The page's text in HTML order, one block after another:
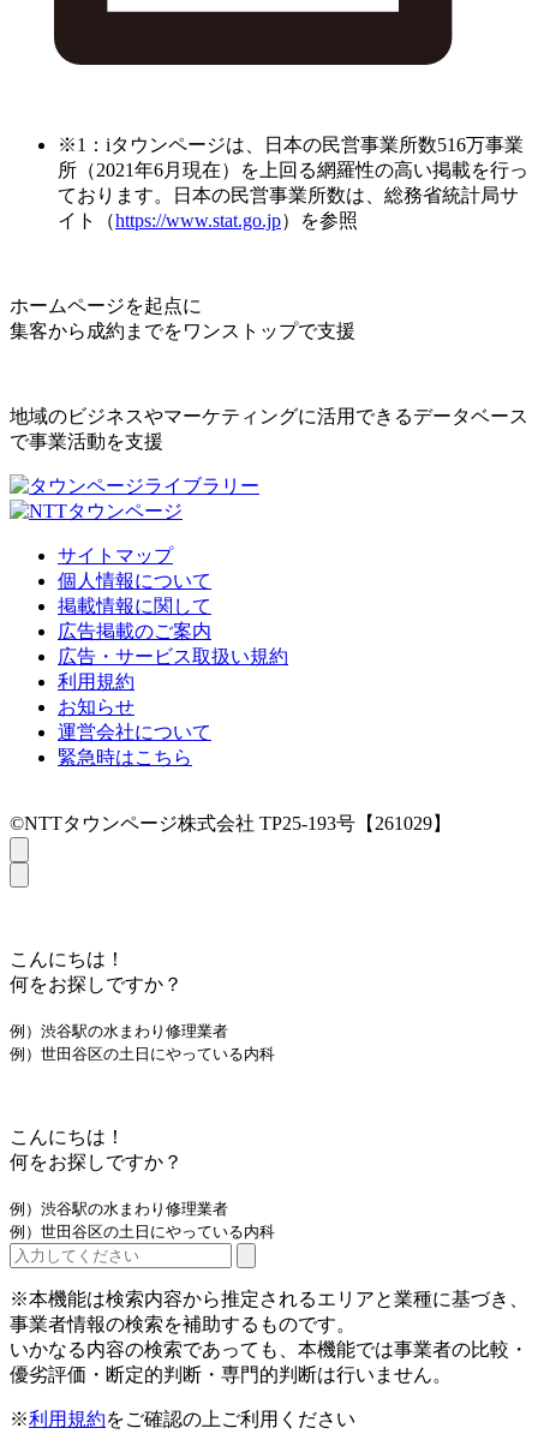
※1：iタウンページは、日本の民営事業所数516万事業
所（2021年6月現在）を上回る網羅性の高い掲載を行っ
ております。日本の民営事業所数は、総務省統計局サ
イト（https://www.stat.go.jp）を参照
ホームページを起点に
集客から成約までをワンストップで支援
地域のビジネスやマーケティングに活用できるデータベース
で事業活動を支援
サイトマップ
個人情報について
掲載情報に関して
広告掲載のご案内
広告・サービス取扱い規約
利用規約
お知らせ
運営会社について
緊急時はこちら
©NTTタウンページ株式会社 TP25-193号【261029】
こんにちは！
何をお探しですか？
例）渋谷駅の水まわり修理業者
例）世田谷区の土日にやっている内科
こんにちは！
何をお探しですか？
例）渋谷駅の水まわり修理業者
例）世田谷区の土日にやっている内科
※本機能は検索内容から推定されるエリアと業種に基づき、
事業者情報の検索を補助するものです。
いかなる内容の検索であっても、本機能では事業者の比較・
優劣評価・断定的判断・専門的判断は行いません。
※利用規約をご確認の上ご利用ください